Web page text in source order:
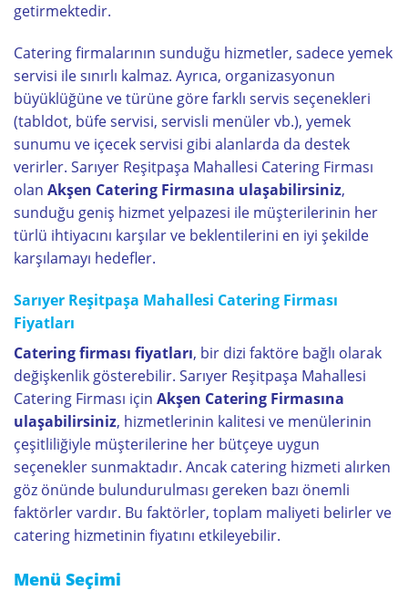
getirmektedir.
Catering firmalarının sunduğu hizmetler, sadece yemek
servisi ile sınırlı kalmaz. Ayrıca, organizasyonun
büyüklüğüne ve türüne göre farklı servis seçenekleri
(tabldot, büfe servisi, servisli menüler vb.), yemek
sunumu ve içecek servisi gibi alanlarda da destek
verirler. Sarıyer Reşitpaşa Mahallesi Catering Firması
olan Akşen Catering Firmasına ulaşabilirsiniz,
sunduğu geniş hizmet yelpazesi ile müşterilerinin her
türlü ihtiyacını karşılar ve beklentilerini en iyi şekilde
karşılamayı hedefler.
Sarıyer Reşitpaşa Mahallesi Catering Firması
Fiyatları
Catering firması fiyatları, bir dizi faktöre bağlı olarak
değişkenlik gösterebilir. Sarıyer Reşitpaşa Mahallesi
Catering Firması için Akşen Catering Firmasına
ulaşabilirsiniz, hizmetlerinin kalitesi ve menülerinin
çeşitliliğiyle müşterilerine her bütçeye uygun
seçenekler sunmaktadır. Ancak catering hizmeti alırken
göz önünde bulundurulması gereken bazı önemli
faktörler vardır. Bu faktörler, toplam maliyeti belirler ve
catering hizmetinin fiyatını etkileyebilir.
Menü Seçimi